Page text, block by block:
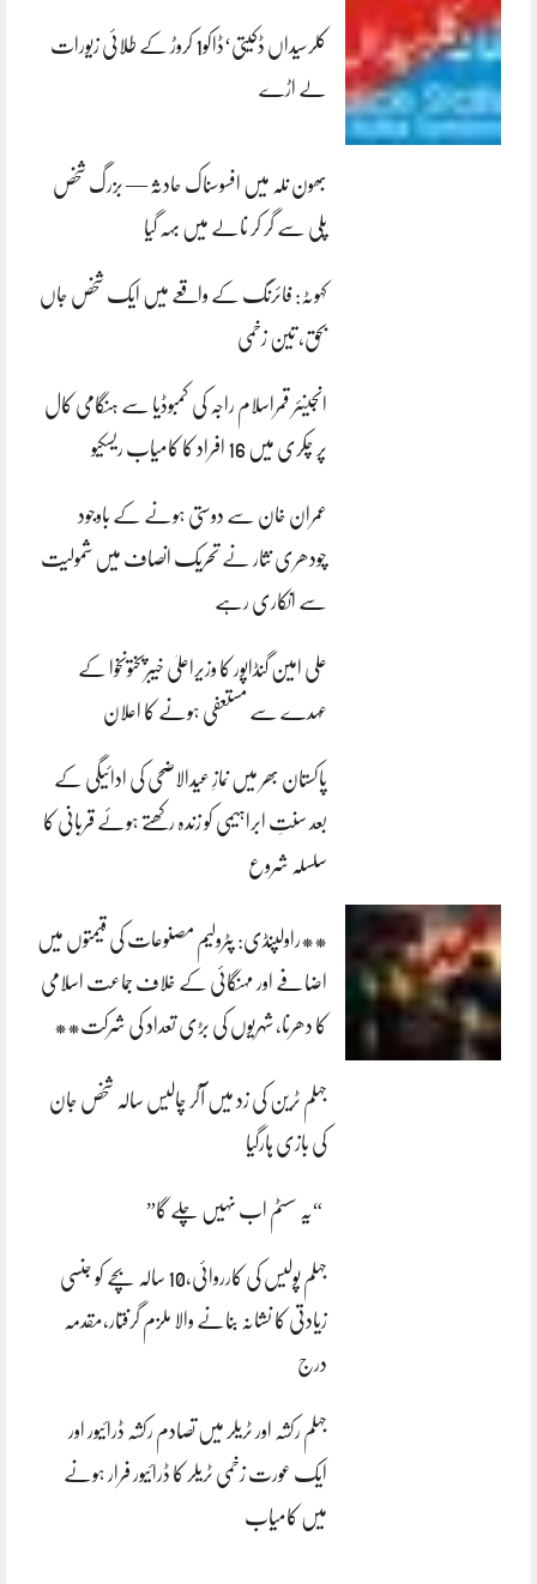
کلرسیداں ڈکیتی‘ڈاکو1 کروڑ کے طلائی زیورات
لے اڑے
بھون نلہ میں افسوسناک حادثہ — بزرگ شخص
پلی سے گر کر نالے میں بہہ گیا
کہوٹہ: فائرنگ کے واقعے میں ایک شخص جاں
بحق، تین زخمی
انجینئر قمراسلام راجہ کی کمبوڈیا سے ہنگامی کال
پر چکری میں 16 افراد کا کامیاب ریسکیو
عمران خان سے دوستی ہونے کے باوجود
چودھری نثار نے تحریک انصاف میں شمولیت
سے انکاری رہے
علی امین گنڈاپور کا وزیراعلیٰ خیبرپختونخوا کے
عہدے سے مستعفی ہونے کا اعلان
پاکستان بھر میں نمازِ عیدالاضحی کی ادائیگی کے
بعد سنتِ ابراہیمی کو زندہ رکھتے ہوئے قربانی کا
سلسلہ شروع
**راولپنڈی: پٹرولیم مصنوعات کی قیمتوں میں
اضافے اور مہنگائی کے خلاف جماعت اسلامی
کا دھرنا، شہریوں کی بڑی تعداد کی شرکت**
جہلم ٹرین کی زد میں آکر چالیس سالہ شخص جان
کی بازی ہارگیا
“یہ سسٹم اب نہیں چلے گا”
جہلم پولیس کی کارروائی،10 سالہ بچے کو جنسی
زیادتی کا نشانہ بنانے والا ملزم گرفتار،مقدمہ
درج
جہلم رکشہ اور ٹریلر میں تصادم رکشہ ڈرائیور اور
ایک عورت زخمی ٹریلر کا ڈرائیور فرار ہونے
میں کامیاب